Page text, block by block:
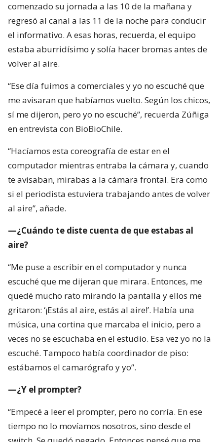
comenzado su jornada a las 10 de la mañana y
regresó al canal a las 11 de la noche para conducir
el informativo. A esas horas, recuerda, el equipo
estaba aburridísimo y solía hacer bromas antes de
volver al aire.
“Ese día fuimos a comerciales y yo no escuché que
me avisaran que habíamos vuelto. Según los chicos,
sí me dijeron, pero yo no escuché”, recuerda Zúñiga
en entrevista con BioBioChile.
“Hacíamos esta coreografía de estar en el
computador mientras entraba la cámara y, cuando
te avisaban, mirabas a la cámara frontal. Era como
si el periodista estuviera trabajando antes de volver
al aire”, añade.
—¿Cuándo te diste cuenta de que estabas al
aire?
“Me puse a escribir en el computador y nunca
escuché que me dijeran que mirara. Entonces, me
quedé mucho rato mirando la pantalla y ellos me
gritaron: ‘¡Estás al aire, estás al aire!’. Había una
música, una cortina que marcaba el inicio, pero a
veces no se escuchaba en el estudio. Esa vez yo no la
escuché. Tampoco había coordinador de piso:
estábamos el camarógrafo y yo”.
—¿Y el prompter?
“Empecé a leer el prompter, pero no corría. En ese
tiempo no lo movíamos nosotros, sino desde el